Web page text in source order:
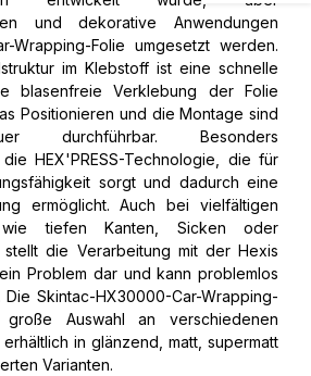
und dekorative Anwendungen
Wrapping-Folie umgesetzt werden.
im Klebstoff ist eine schnelle
blasenfreie Verklebung der Folie
Positionieren und die Montage sind
durchführbar. Besonders
HEX'PRESS-Technologie, die für
sorgt und dadurch eine
ermöglicht. Auch bei vielfältigen
wie tiefen Kanten, Sicken oder
die Verarbeitung mit der Hexis
Problem dar und kann problemlos
Skintac-HX30000-Car-Wrapping-
Auswahl an verschiedenen
in glänzend, matt, supermatt
Varianten.